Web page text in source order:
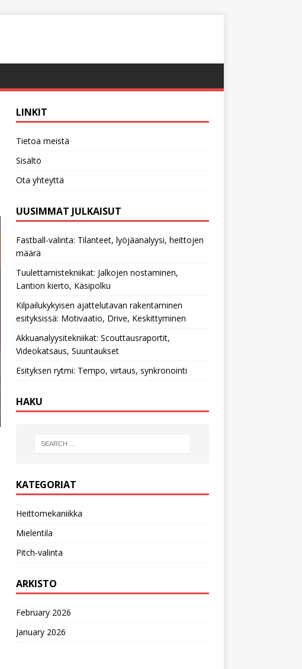
LINKIT
Tietoa meistä
Sisältö
Ota yhteyttä
UUSIMMAT JULKAISUT
Fastball-valinta: Tilanteet, lyöjäanalyysi, heittojen
määrä
Tuulettamistekniikat: Jalkojen nostaminen,
Lantion kierto, Käsipolku
Kilpailukykyisen ajattelutavan rakentaminen
esityksissä: Motivaatio, Drive, Keskittyminen
Akkuanalyysitekniikat: Scouttausraportit,
Videokatsaus, Suuntaukset
Esityksen rytmi: Tempo, virtaus, synkronointi
HAKU
KATEGORIAT
Heittomekaniikka
Mielentila
Pitch-valinta
ARKISTO
February 2026
January 2026